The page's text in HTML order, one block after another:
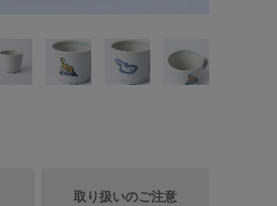
取り扱いのご注意